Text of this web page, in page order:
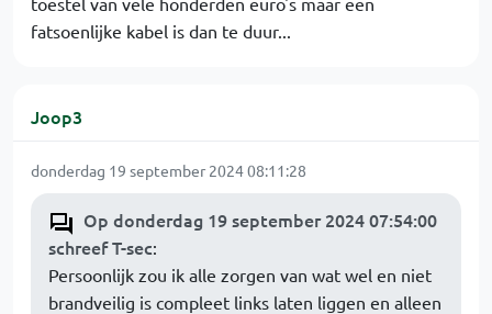
fatsoenlijke kabel is dan te duur...
Joop3
donderdag 19 september 2024 08:11:28
Op donderdag 19 september 2024 07:54:00
schreef T-sec:
Persoonlijk zou ik alle zorgen van wat wel en niet
brandveilig is compleet links laten liggen en alleen